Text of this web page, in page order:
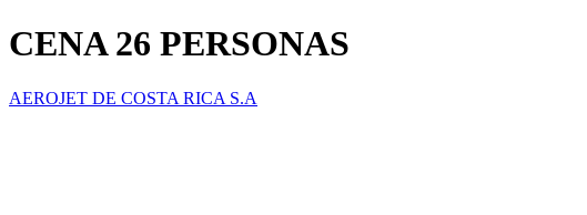
CENA 26 PERSONAS
AEROJET DE COSTA RICA S.A